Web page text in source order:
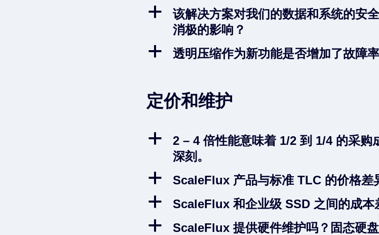
a
该解决方案对我们的数据和系统的安
消极的影响？
a 透明压缩作为新功能是否增加了故障率
定价和维护
a
2 – 4 倍性能意味着 1/2 到 1/4 的采购
深刻。
a ScaleFlux 产品与标准 TLC 的价格差
a ScaleFlux 和企业级 SSD 之间的成本
a
ScaleFlux 提供硬件维护吗？固态硬